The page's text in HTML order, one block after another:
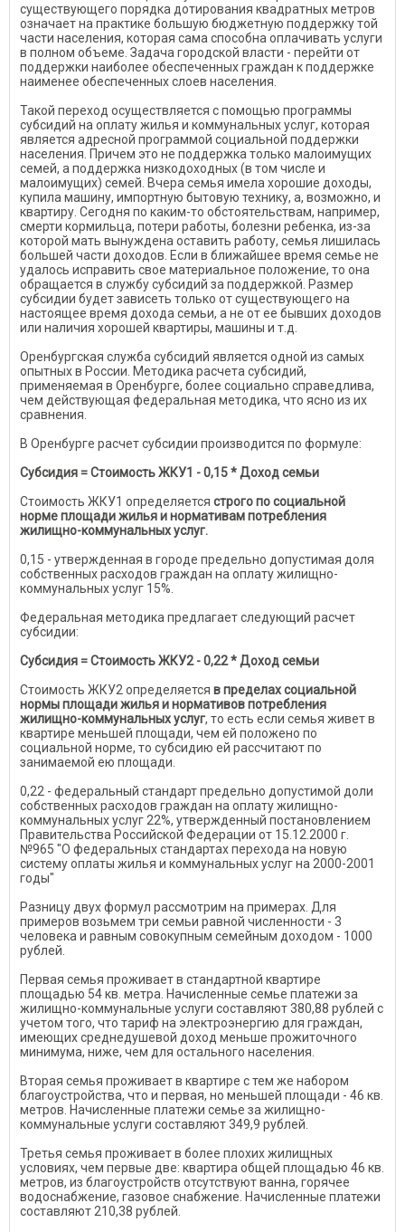
существующего порядка дотирования квадратных метров
означает на практике большую бюджетную поддержку той
части населения, которая сама способна оплачивать услуги
в полном объеме. Задача городской власти - перейти от
поддержки наиболее обеспеченных граждан к поддержке
наименее обеспеченных слоев населения.
Такой переход осуществляется с помощью программы
субсидий на оплату жилья и коммунальных услуг, которая
является адресной программой социальной поддержки
населения. Причем это не поддержка только малоимущих
семей, а поддержка низкодоходных (в том числе и
малоимущих) семей. Вчера семья имела хорошие доходы,
купила машину, импортную бытовую технику, а, возможно, и
квартиру. Сегодня по каким-то обстоятельствам, например,
смерти кормильца, потери работы, болезни ребенка, из-за
которой мать вынуждена оставить работу, семья лишилась
большей части доходов. Если в ближайшее время семье не
удалось исправить свое материальное положение, то она
обращается в службу субсидий за поддержкой. Размер
субсидии будет зависеть только от существующего на
настоящее время дохода семьи, а не от ее бывших доходов
или наличия хорошей квартиры, машины и т.д.
Оренбургская служба субсидий является одной из самых
опытных в России. Методика расчета субсидий,
применяемая в Оренбурге, более социально справедлива,
чем действующая федеральная методика, что ясно из их
сравнения.
В Оренбурге расчет субсидии производится по формуле:
Субсидия = Стоимость ЖКУ1 - 0,15 * Доход семьи
Стоимость ЖКУ1 определяется строго по социальной
норме площади жилья и нормативам потребления
жилищно-коммунальных услуг.
0,15 - утвержденная в городе предельно допустимая доля
собственных расходов граждан на оплату жилищно-
коммунальных услуг 15%.
Федеральная методика предлагает следующий расчет
субсидии:
Субсидия = Стоимость ЖКУ2 - 0,22 * Доход семьи
Стоимость ЖКУ2 определяется в пределах социальной
нормы площади жилья и нормативов потребления
жилищно-коммунальных услуг, то есть если семья живет в
квартире меньшей площади, чем ей положено по
социальной норме, то субсидию ей рассчитают по
занимаемой ею площади.
0,22 - федеральный стандарт предельно допустимой доли
собственных расходов граждан на оплату жилищно-
коммунальных услуг 22%, утвержденный постановлением
Правительства Российской Федерации от 15.12.2000 г.
№965 "О федеральных стандартах перехода на новую
систему оплаты жилья и коммунальных услуг на 2000-2001
годы"
Разницу двух формул рассмотрим на примерах. Для
примеров возьмем три семьи равной численности - 3
человека и равным совокупным семейным доходом - 1000
рублей.
Первая семья проживает в стандартной квартире
площадью 54 кв. метра. Начисленные семье платежи за
жилищно-коммунальные услуги составляют 380,88 рублей с
учетом того, что тариф на электроэнергию для граждан,
имеющих среднедушевой доход меньше прожиточного
минимума, ниже, чем для остального населения.
Вторая семья проживает в квартире с тем же набором
благоустройства, что и первая, но меньшей площади - 46 кв.
метров. Начисленные платежи семье за жилищно-
коммунальные услуги составляют 349,9 рублей.
Третья семья проживает в более плохих жилищных
условиях, чем первые две: квартира общей площадью 46 кв.
метров, из благоустройств отсутствуют ванна, горячее
водоснабжение, газовое снабжение. Начисленные платежи
составляют 210,38 рублей.